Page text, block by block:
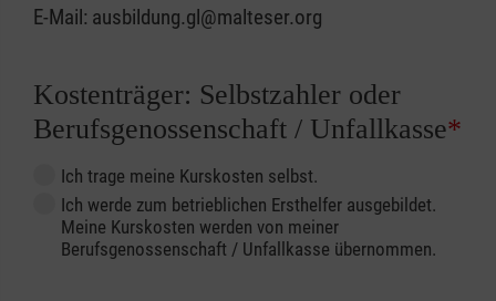
E-Mail: ausbildung.gl@malteser.org
Kostenträger: Selbstzahler oder
Berufsgenossenschaft / Unfallkasse*
Ich trage meine Kurskosten selbst.
Ich werde zum betrieblichen Ersthelfer ausgebildet.
Meine Kurskosten werden von meiner
Berufsgenossenschaft / Unfallkasse übernommen.